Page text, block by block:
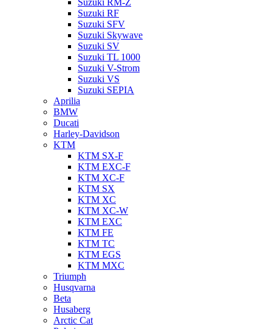
Suzuki RM-Z
Suzuki RF
Suzuki SFV
Suzuki Skywave
Suzuki SV
Suzuki TL 1000
Suzuki V-Strom
Suzuki VS
Suzuki SEPIA
Aprilia
BMW
Ducati
Harley-Davidson
KTM
KTM SX-F
KTM EXC-F
KTM XC-F
KTM SX
KTM XC
KTM XC-W
KTM EXC
KTM FE
KTM TC
KTM EGS
KTM MXC
Triumph
Husqvarna
Beta
Husaberg
Arctic Cat